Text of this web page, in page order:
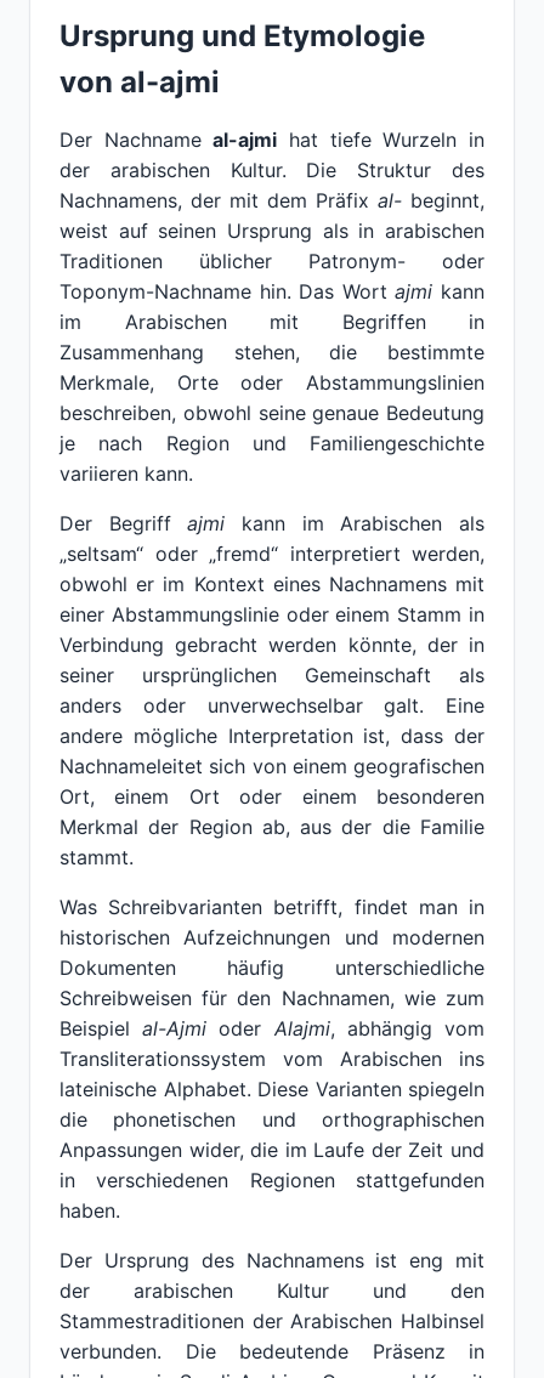
Ursprung und Etymologie
von al-ajmi
Der Nachnameal-ajmi hat tiefe Wurzeln in
der arabischen Kultur. Die Struktur des
Nachnamens, der mit dem Präfix al- beginnt,
weist auf seinen Ursprung als in arabischen
Traditionen üblicher Patronym- oder
Toponym-Nachname hin. Das Wortajmi kann
im Arabischen mit Begriffen in
Zusammenhang stehen, die bestimmte
Merkmale, Orte oder Abstammungslinien
beschreiben, obwohl seine genaue Bedeutung
je nach Region und Familiengeschichte
variieren kann.
Der Begriffajmi kann im Arabischen als
„seltsam“ oder „fremd“ interpretiert werden,
obwohl er im Kontext eines Nachnamens mit
einer Abstammungslinie oder einem Stamm in
Verbindung gebracht werden könnte, der in
seiner ursprünglichen Gemeinschaft als
anders oder unverwechselbar galt. Eine
andere mögliche Interpretation ist, dass der
Nachnameleitet sich von einem geografischen
Ort, einem Ort oder einem besonderen
Merkmal der Region ab, aus der die Familie
stammt.
Was Schreibvarianten betrifft, findet man in
historischen Aufzeichnungen und modernen
Dokumenten häufig unterschiedliche
Schreibweisen für den Nachnamen, wie zum
Beispielal-Ajmi oder Alajmi, abhängig vom
Transliterationssystem vom Arabischen ins
lateinische Alphabet. Diese Varianten spiegeln
die phonetischen und orthographischen
Anpassungen wider, die im Laufe der Zeit und
in verschiedenen Regionen stattgefunden
haben.
Der Ursprung des Nachnamens ist eng mit
der arabischen Kultur und den
Stammestraditionen der Arabischen Halbinsel
verbunden. Die bedeutende Präsenz in